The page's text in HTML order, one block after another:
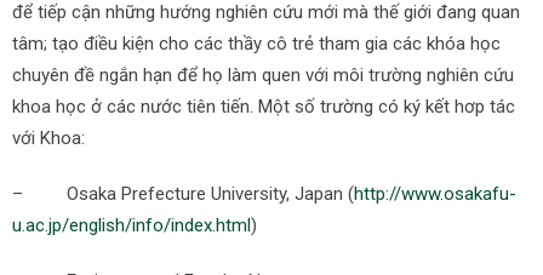
để tiếp cận những hướng nghiên cứu mới mà thế giới đang quan
tâm; tạo điều kiện cho các thầy cô trẻ tham gia các khóa học
chuyên đề ngắn hạn để họ làm quen với môi trường nghiên cứu
khoa học ở các nước tiên tiến. Một số trường có ký kết hơp tác
với Khoa:
– Osaka Prefecture University, Japan (http://www.osakafu-
u.ac.jp/english/info/index.html)